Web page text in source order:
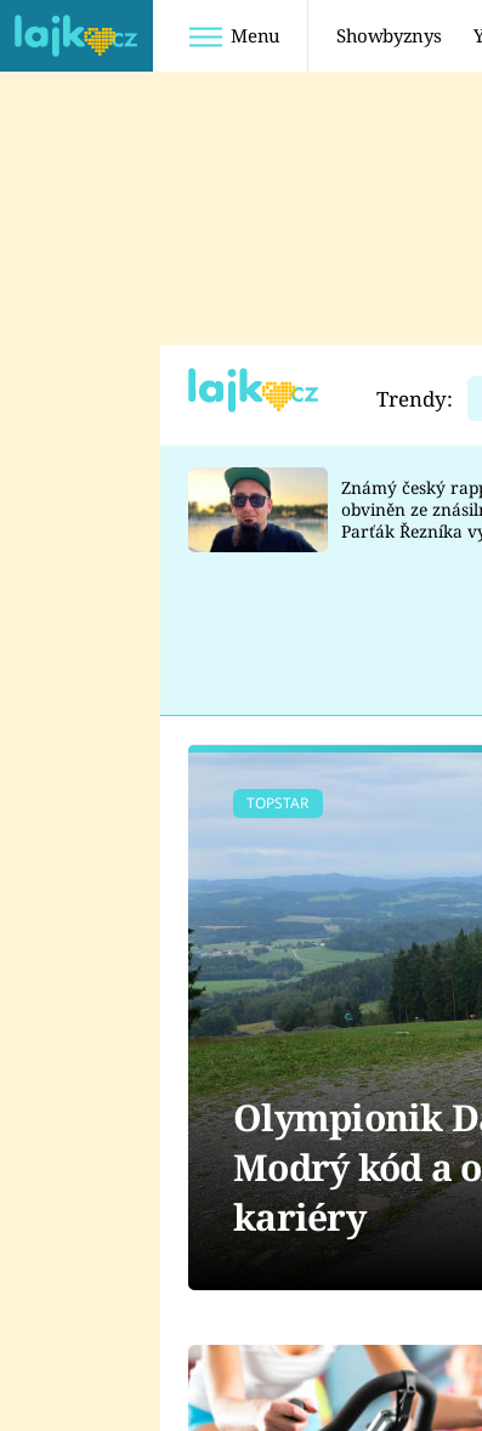
Menu Showbyznys
TADEÁŠ
DATEL
Trendy:
Známý český
obviněn ze
Parťák Řezníka
TOPSTAR
Olympionik
Modrý kód a
kariéry